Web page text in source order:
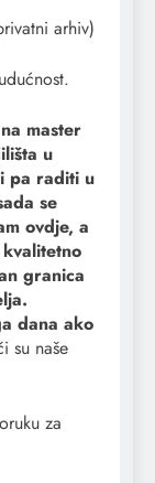
arhiv)
master
u
pa raditi u
se
ovdje, a
granica
dana ako
su naše
za